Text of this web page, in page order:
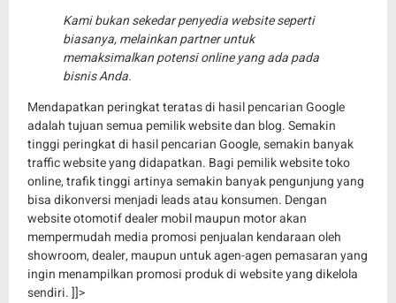
Kami bukan sekedar penyedia website seperti
biasanya, melainkan partner untuk
memaksimalkan potensi online yang ada pada
bisnis Anda.
Mendapatkan peringkat teratas di hasil pencarian Google
adalah tujuan semua pemilik website dan blog. Semakin
tinggi peringkat di hasil pencarian Google, semakin banyak
traffic website yang didapatkan. Bagi pemilik website toko
online, trafik tinggi artinya semakin banyak pengunjung yang
bisa dikonversi menjadi leads atau konsumen. Dengan
website otomotif dealer mobil maupun motor akan
mempermudah media promosi penjualan kendaraan oleh
showroom, dealer, maupun untuk agen-agen pemasaran yang
ingin menampilkan promosi produk di website yang dikelola
sendiri. ]]>